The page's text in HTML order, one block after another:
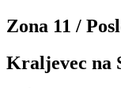
Zona 11 /
Kraljevec na